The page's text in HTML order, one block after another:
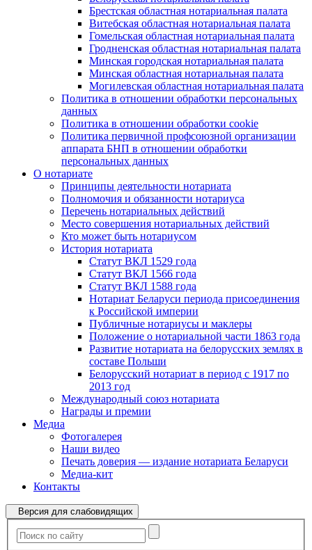
Брестская областная нотариальная палата
Витебская областная нотариальная палата
Гомельская областная нотариальная палата
Гродненская областная нотариальная палата
Минская городская нотариальная палата
Минская областная нотариальная палата
Могилевская областная нотариальная палата
Политика в отношении обработки персональных
данных
Политика в отношении обработки cookie
Политика первичной профсоюзной организации
аппарата БНП в отношении обработки
персональных данных
О нотариате
Принципы деятельности нотариата
Полномочия и обязанности нотариуса
Перечень нотариальных действий
Место совершения нотариальных действий
Кто может быть нотариусом
История нотариата
Статут ВКЛ 1529 года
Статут ВКЛ 1566 года
Статут ВКЛ 1588 года
Нотариат Беларуси периода присоединения
к Российской империи
Публичные нотариусы и маклеры
Положение о нотариальной части 1863 года
Развитие нотариата на белорусских землях в
составе Польши
Белорусский нотариат в период с 1917 по
2013 год
Международный союз нотариата
Награды и премии
Медиа
Фотогалерея
Наши видео
Печать доверия — издание нотариата Беларуси
Медиа-кит
Контакты
Версия для слабовидящих